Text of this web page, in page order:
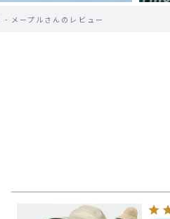
メープルさんのレビュー